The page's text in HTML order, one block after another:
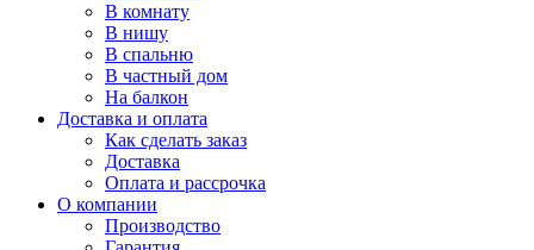
В комнату
В нишу
В спальню
В частный дом
На балкон
Доставка и оплата
Как сделать заказ
Доставка
Оплата и рассрочка
О компании
Производство